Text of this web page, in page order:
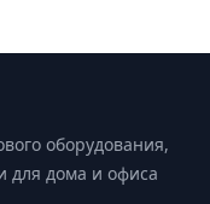
оборудования,
для дома и офиса